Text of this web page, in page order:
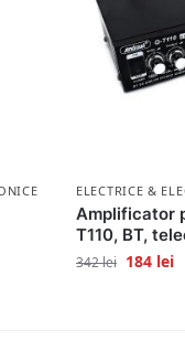
ELECTRICE &
Amplificator
T110, BT,
342lei 184 lei